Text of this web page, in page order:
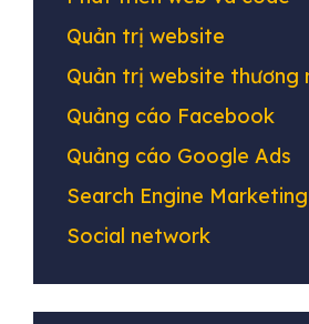
Quản trị website
Quản trị website thương
Quảng cáo Facebook
Quảng cáo Google Ads
Search Engine Marketing
Social network